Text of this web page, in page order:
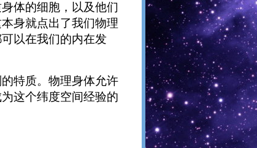
体的细胞，以及他们
身就点出了我们物理
以在我们的内在发
特质。物理身体允许
这个纬度空间经验的